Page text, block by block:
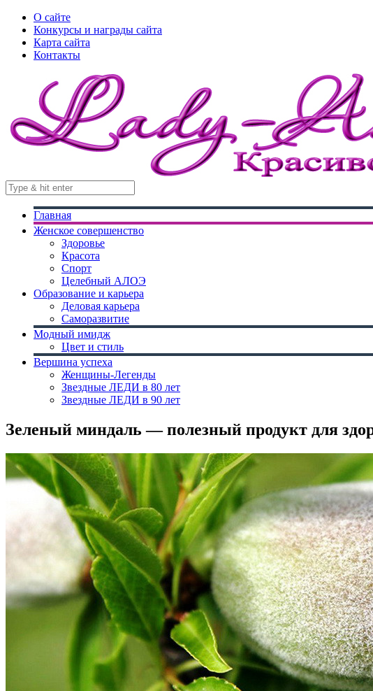
О сайте
Конкурсы и награды сайта
Карта сайта
Контакты
Главная
Женское совершенство
Здоровье
Красота
Спорт
Целебный АЛОЭ
Образование и карьера
Деловая карьера
Саморазвитие
Модный имидж
Цвет и стиль
Вершина успеха
Женщины-Легенды
Звездные ЛЕДИ в 80 лет
Звездные ЛЕДИ в 90 лет
Зеленый миндаль — полезный продукт для